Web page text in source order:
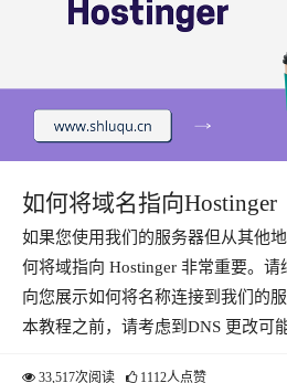
如何将域名指向Hostinger
如果您使用我们的服务器但从其他
何将域指向 Hostinger 非常重要。
向您展示如何将名称连接到我们的
本教程之前，请考虑到DNS 更改可
33,517次阅读 1112人点赞